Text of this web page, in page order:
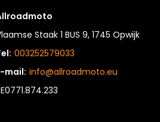
Staak 1 BUS 9, 1745 Opwijk
003252579033
mail: info@allroadmoto.eu